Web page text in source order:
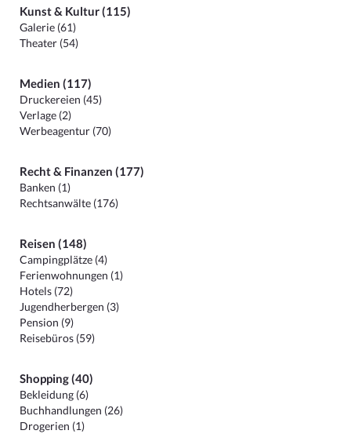
Kunst & Kultur (115)
Galerie (61)
Theater (54)
Medien (117)
Druckereien (45)
Verlage (2)
Werbeagentur (70)
Recht & Finanzen (177)
Banken (1)
Rechtsanwälte (176)
Reisen (148)
Campingplätze (4)
Ferienwohnungen (1)
Hotels (72)
Jugendherbergen (3)
Pension (9)
Reisebüros (59)
Shopping (40)
Bekleidung (6)
Buchhandlungen (26)
Drogerien (1)